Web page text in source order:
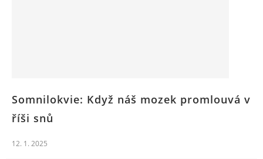
Somnilokvie: Když náš mozek promlouvá v
říši snů
12. 1. 2025